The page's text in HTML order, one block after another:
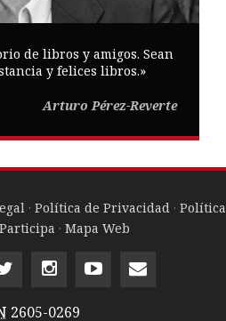
de libros y amigos. Sean
y felices libros.»
Arturo Pérez-Reverte
· Política de Privacidad · Política
Participa · Mapa Web
2605-0269